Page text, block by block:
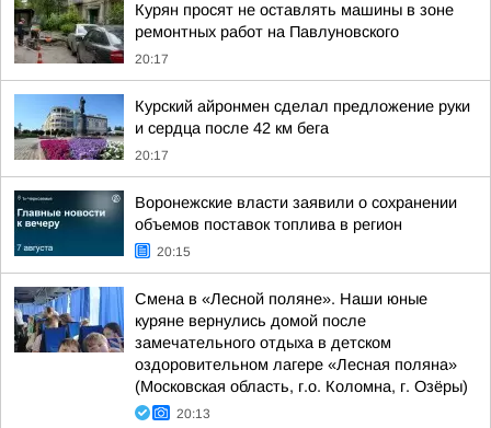
Курян просят не оставлять машины в зоне
ремонтных работ на Павлуновского
20:17
Курский айронмен сделал предложение руки
и сердца после 42 км бега
20:17
Воронежские власти заявили о сохранении
объемов поставок топлива в регион
20:15
Смена в «Лесной поляне». Наши юные
куряне вернулись домой после
замечательного отдыха в детском
оздоровительном лагере «Лесная поляна»
(Московская область, г.о. Коломна, г. Озёры)
20:13